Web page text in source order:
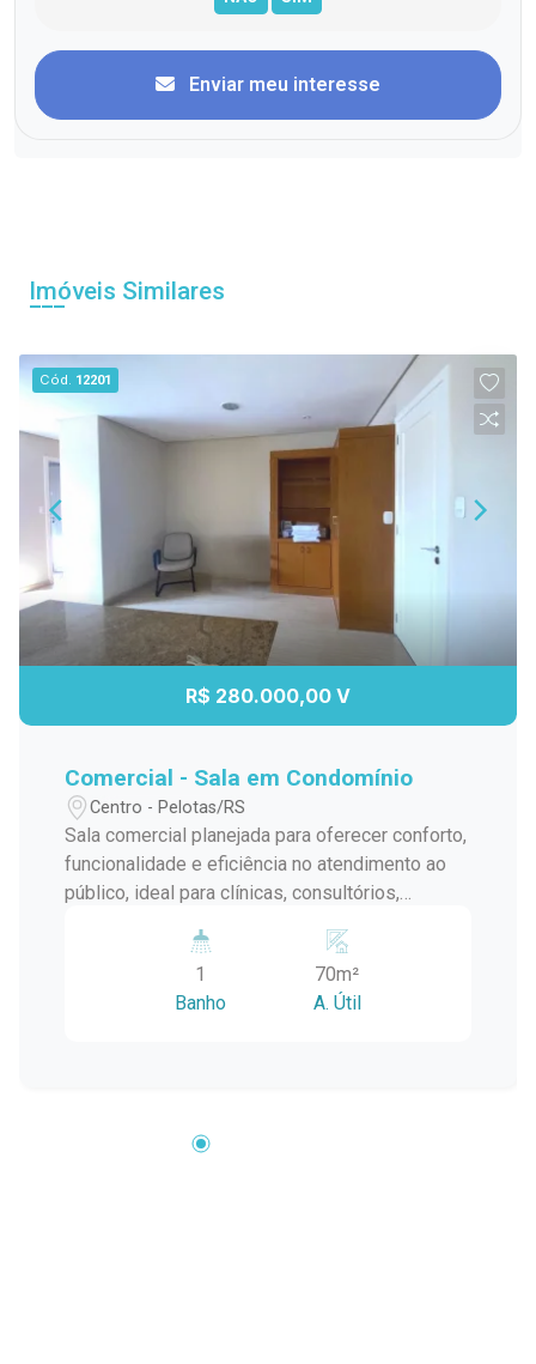
Enviar meu interesse
Imóveis Similares
Cód. 12201
R$ 280.000,00 V
Comercial - Sala em Condomínio
Centro - Pelotas/RS
Sala comercial planejada para oferecer conforto,
funcionalidade e eficiência no atendimento ao
público, ideal para clínicas, consultórios,
especializados. Distribuição dos ambientes:
Sala de espera com recepção, proporcionando
organização, conforto e acolhimento aos
auxiliar, perfeita para apoio técnico, estoque ou
1
Banho
70m²
A. Útil